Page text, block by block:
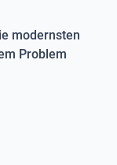
modernsten
Problem